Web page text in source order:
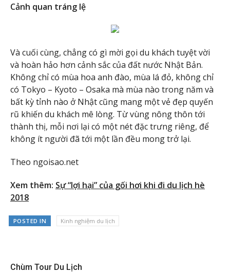
Cảnh quan tráng lệ
Và cuối cùng, chẳng có gì mời gọi du khách tuyệt vời
và hoàn hảo hơn cảnh sắc của đất nước Nhật Bản.
Không chỉ có mùa hoa anh đào, mùa lá đỏ, không chỉ
có Tokyo – Kyoto – Osaka mà mùa nào trong năm và
bất kỳ tỉnh nào ở Nhật cũng mang một vẻ đẹp quyến
rũ khiến du khách mê lòng. Từ vùng nông thôn tới
thành thị, mỗi nơi lại có một nét đặc trưng riêng, để
không ít người đã tới một lần đều mong trở lại.
Theo ngoisao.net
Xem thêm: Sự “lợi hại” của gối hơi khi đi du lịch hè
2018
POSTED IN Kinh nghiệm du lịch
Chùm Tour Du Lịch